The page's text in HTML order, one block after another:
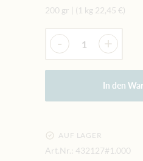
200 gr
(1 kg 22,45 €)
Menge
- +
In den
AUF LAGER
Art.Nr.: 432127#1.000